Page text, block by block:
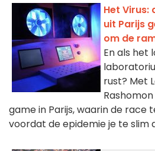
Het Virus:
uit Parijs
om de
En als het
rust? Met
game in Parijs, waarin de race
voordat de epidemie je te slim